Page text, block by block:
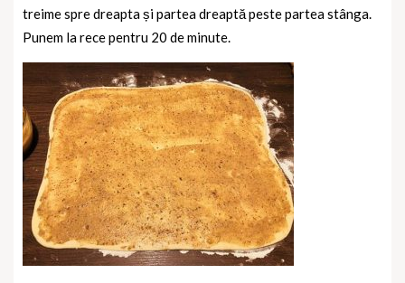
treime spre dreapta și partea dreaptă peste partea stânga.
Punem la rece pentru 20 de minute.